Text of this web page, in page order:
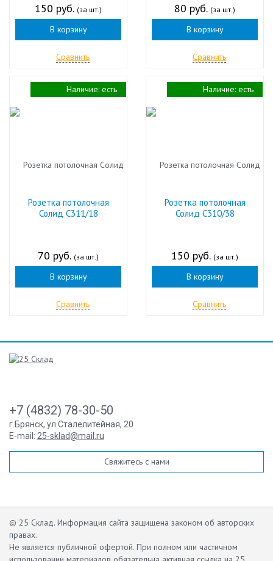
150 руб. (за шт.)
В корзину
Сравнить
80 руб. (за шт.)
В корзину
Сравнить
Розетка потолочная
Солид С311/18
70 руб. (за шт.)
В корзину
Сравнить
Наличие: есть
Розетка потолочная
Солид С310/38
150 руб. (за шт.)
В корзину
Сравнить
Наличие: есть
+7 (4832) 78-30-50
г.Брянск, ул.Сталелитейная, 20
E-mail: 25-sklad@mail.ru
Свяжитесь с нами
© 25 Склад. Информация сайта защищена законом об авторских
правах.
Не является публичной офертой. При полном или частичном